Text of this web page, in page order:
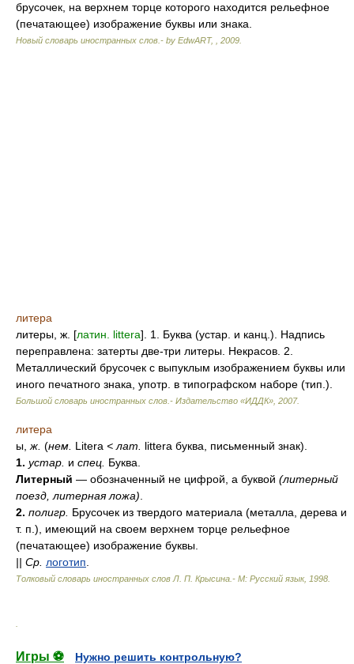
брусочек, на верхнем торце которого находится рельефное
(печатающее) изображение буквы или знака.
Новый словарь иностранных слов.- by EdwART, 2009
литера
литеры, ж. [латин. littera]. 1. Буква (устар. и канц.). Надпись
переправлена: затерты две-три литеры. Некрасов. 2.
Металлический брусочек с выпуклым изображением буквы или
иного печатного знака, употр. в типографском наборе (тип.).
Большой словарь иностранных слов.- Издательство «ИДДК» 2007.
литера
ы, ж. (нем. Litera < лат.
littera буква, письменный знак).
1. устар. и спец. Буква.
Литерный — обозначенный не цифрой, а буквой (литерный
поезд, литерная ложа)
2. полигр. Брусочек из твердого материала (металла, дерева и
т. п.), имеющий на своем верхнем торце рельефное
(печатающее) изображение буквы.
|| Ср. логотип
Толковый словарь иностранных слов Л. П. Крысина.- М: Русский язык, 1998
Игры ⚽ Нужно решить контрольную?